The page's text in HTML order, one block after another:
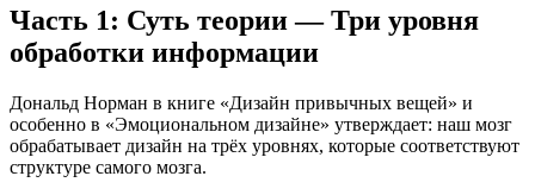
Часть 1: Суть теории — Три уровня
обработки информации
Дональд Норман в книге «Дизайн привычных вещей» и
особенно в «Эмоциональном дизайне» утверждает: наш мозг
обрабатывает дизайн на трёх уровнях, которые соответствуют
структуре самого мозга.